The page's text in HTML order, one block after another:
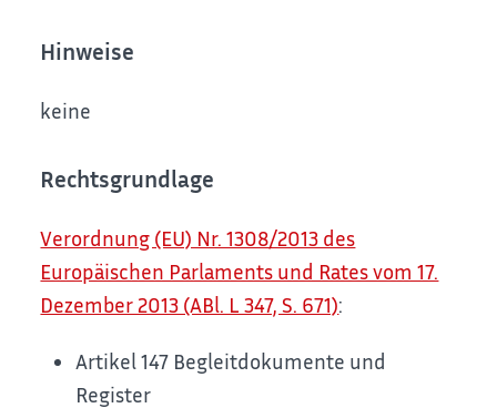
Hinweise
keine
Rechtsgrundlage
Verordnung (EU) Nr. 1308/2013 des
Europäischen Parlaments und Rates vom 17.
Dezember 2013 (ABl. L 347, S. 671):
Artikel 147 Begleitdokumente und
Register